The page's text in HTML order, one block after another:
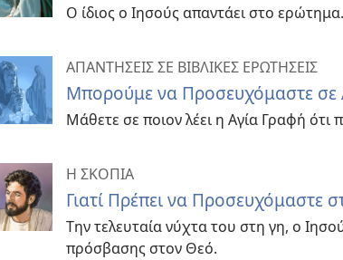
Ο ίδιος ο Ιησούς απαντάει στο ερώτημα.
ΑΠΑΝΤΗΣΕΙΣ ΣΕ ΒΙΒΛΙΚΕΣ ΕΡΩΤΗΣΕΙΣ
Μπορούμε να Προσευχόμαστε σε
Μάθετε σε ποιον λέει η Αγία Γραφή ότι
Η ΣΚΟΠΙΑ
Γιατί Πρέπει να Προσευχόμαστε
Την τελευταία νύχτα του στη γη, ο
πρόσβασης στον Θεό.